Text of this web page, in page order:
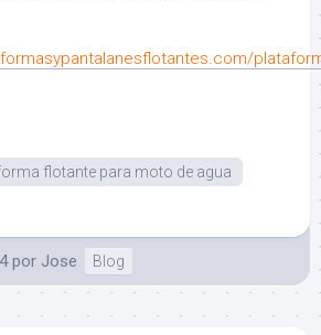
flotante para moto de agua
por Jose Blog